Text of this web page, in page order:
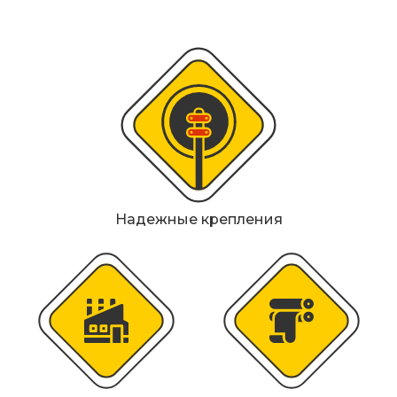
Сферические дорожные зеркала
Светодиодные светофоры T7
Мобильные сигнальные строительные
Материалы для дорожной разметки
Знаки безопасности
Знаки магистральных газопроводов
Дорожное оборудование
Надежные крепления